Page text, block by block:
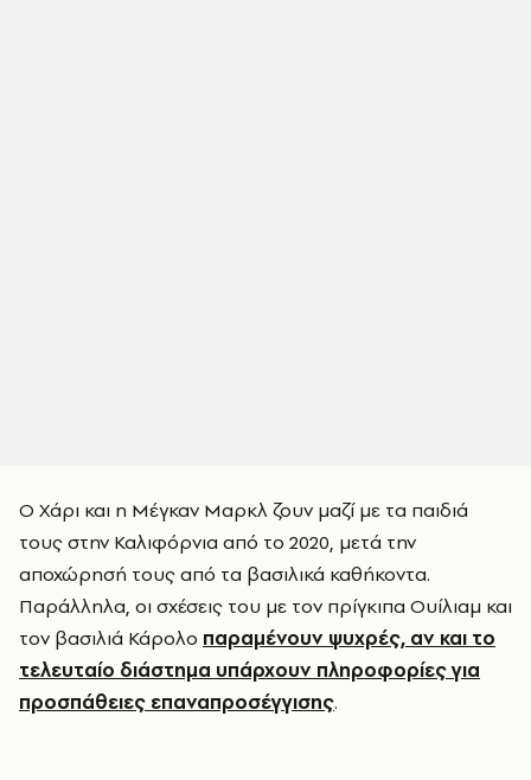
Ο Χάρι και η Μέγκαν Μαρκλ ζουν μαζί με τα παιδιά
τους στην Καλιφόρνια από το 2020, μετά την
αποχώρησή τους από τα βασιλικά καθήκοντα.
Παράλληλα, οι σχέσεις του με τον πρίγκιπα Ουίλιαμ και
τον βασιλιά Κάρολο παραμένουν ψυχρές, αν και το
τελευταίο διάστημα υπάρχουν πληροφορίες για
προσπάθειες επαναπροσέγγισης.